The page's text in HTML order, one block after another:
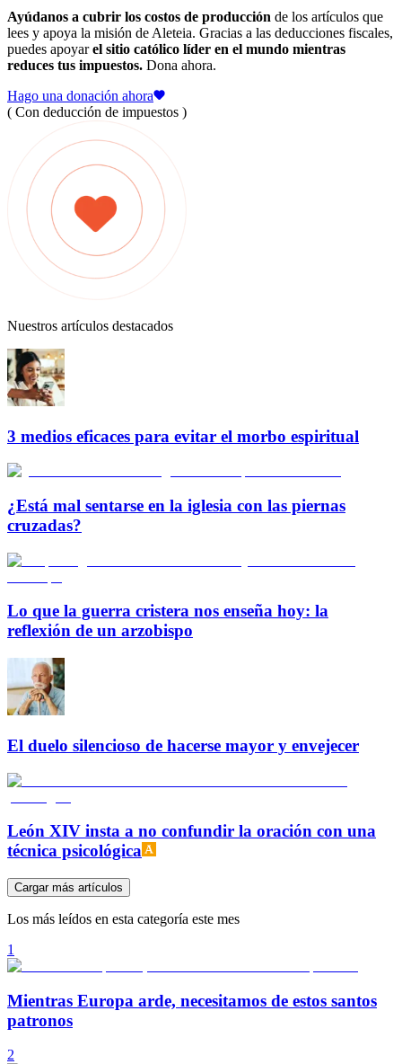
Ayúdanos a cubrir los costos de producción de los artículos que
lees y apoya la misión de Aleteia. Gracias a las deducciones fiscales,
puedes apoyarel sitio católico líder en el mundo mientras
reduces tus impuestos. Dona ahora.
Hago una donación ahora
( Con deducción de impuestos )
Nuestros artículos destacados
3 medios eficaces para evitar el morbo espiritual
¿Está mal sentarse en la iglesia con las piernas
cruzadas?
Lo que la guerra cristera nos enseña hoy: la
reflexión de un arzobispo
El duelo silencioso de hacerse mayor y envejecer
León XIV insta a no confundir la oración con una
técnica psicológica
Cargar más artículos
Los más leídos en esta categoría este mes
1
Mientras Europa arde, necesitamos de estos santos
patronos
2